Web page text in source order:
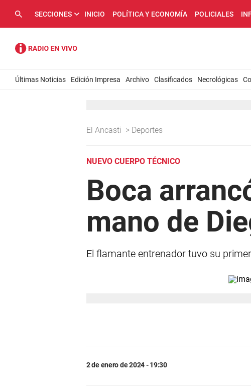
SECCIONES INICIO POLÍTICA Y ECONOMÍA POLICIALES
Últimas Noticias Edición Impresa Archivo Clasificados Necrológicas
El Ancasti > Deportes
NUEVO CUERPO TÉCNICO
Boca
mano de
El flamante entrenador tuvo su
2 de enero de 2024 - 19:30